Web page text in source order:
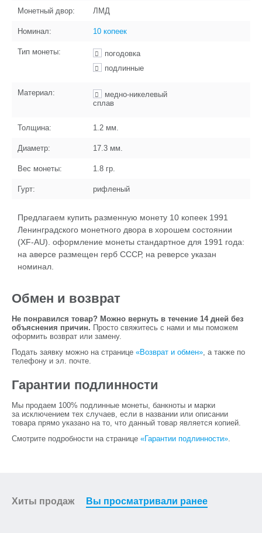
Монетный двор: ЛМД
Номинал: 10 копеек
Тип монеты:
погодовка
подлинные
Материал:
медно-никелевый
сплав
Толщина: 1.2 мм.
Диаметр: 17.3 мм.
Вес монеты: 1.8 гр.
Гурт: рифленый
Предлагаем купить разменную монету 10 копеек 1991
Ленинградского монетного двора в хорошем состоянии
(XF-AU). оформление монеты стандартное для 1991 года:
на аверсе размещен герб СССР, на реверсе указан
номинал.
Обмен и возврат
Не понравился товар? Можно вернуть в течение 14 дней без
объяснения причин. Просто свяжитесь с нами и мы поможем
оформить возврат или замену.
Подать заявку можно на странице «Возврат и обмен», а также по
телефону и эл. почте.
Гарантии подлинности
Мы продаем 100% подлинные монеты, банкноты и марки
за исключением тех случаев, если в названии или описании
товара прямо указано на то, что данный товар является копией.
Смотрите подробности на странице «Гарантии подлинности».
Хиты продаж Вы просматривали ранее